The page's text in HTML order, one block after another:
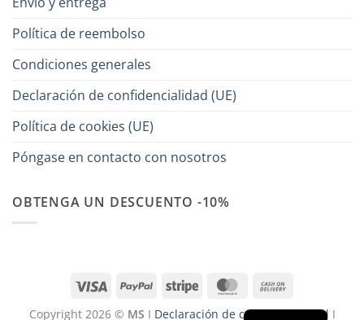
Política de reembolso
Condiciones generales
Declaración de confidencialidad (UE)
Política de cookies (UE)
Póngase en contacto con nosotros
OBTENGA UN DESCUENTO -10%
Visa PayPal Stripe MasterCard
Copyright 2026 © MS I Declaración de confidencialidad I